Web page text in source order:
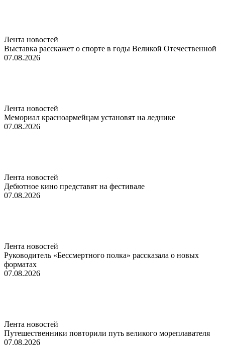
Лента новостей
Выставка расскажет о спорте в годы Великой Отечественной
07.08.2026
Лента новостей
Мемориал красноармейцам установят на леднике
07.08.2026
Лента новостей
Дебютное кино представят на фестивале
07.08.2026
Лента новостей
Руководитель «Бессмертного полка» рассказала о новых
форматах
07.08.2026
Лента новостей
Путешественники повторили путь великого мореплавателя
07.08.2026